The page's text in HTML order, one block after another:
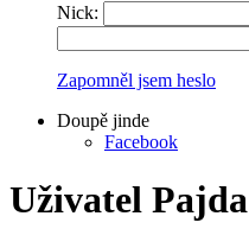
Nick:
Zapomněl jsem heslo
Doupě jinde
Facebook
Uživatel Pajda